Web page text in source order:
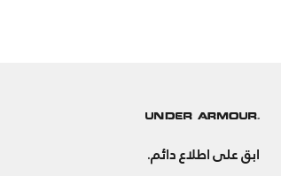
ابق على اطلاع دائم.